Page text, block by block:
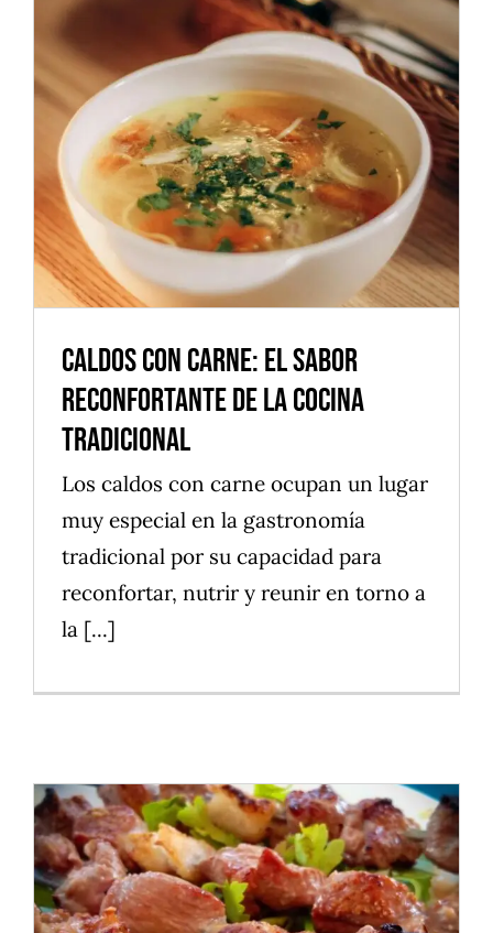
CON NOSOTROS
Caldos con Carne: El Sabor
Reconfortante de la Cocina
Tradicional
Alimentos Cocina saludable Postres Productos naturales
Caldos con Carne: El Sabor
Reconfortante de la Cocina
Tradicional
Los caldos con carne ocupan un lugar
muy especial en la gastronomía
tradicional por su capacidad para
reconfortar, nutrir y reunir en torno a
la [...]